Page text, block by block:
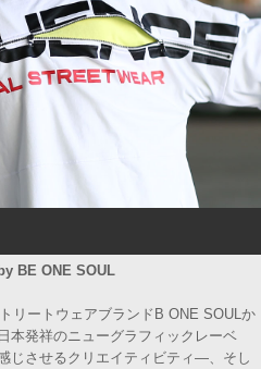
BE ONE SOUL
リートウェアブランドB ONE SOULか
本発祥のニューグラフィックレーベ
じさせるクリエイティビティ―、そし